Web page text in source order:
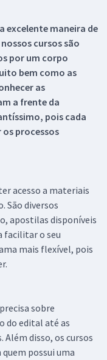
excelente maneira de
cursos são
por um corpo
bem como as
as
a frente da
pois cada
processos
acesso a materiais
São diversos
apostilas disponíveis
facilitar o seu
mais flexível, pois
sobre
do edital até as
disso, os cursos
possui uma